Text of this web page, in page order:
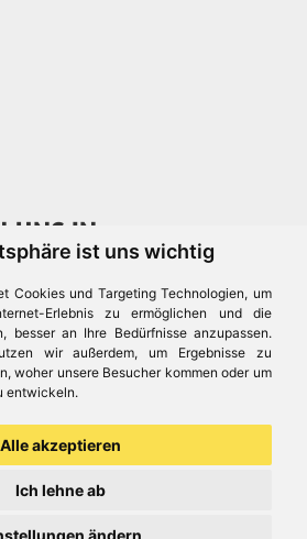
ist uns wichtig
Cookies und Targeting Technologien, um
Erlebnis zu ermöglichen und die
besser an Ihre Bedürfnisse anzupassen.
wir außerdem, um Ergebnisse zu
woher unsere Besucher kommen oder um
entwickeln.
Alle akzeptieren
Ich lehne ab
ändern
UNS IN